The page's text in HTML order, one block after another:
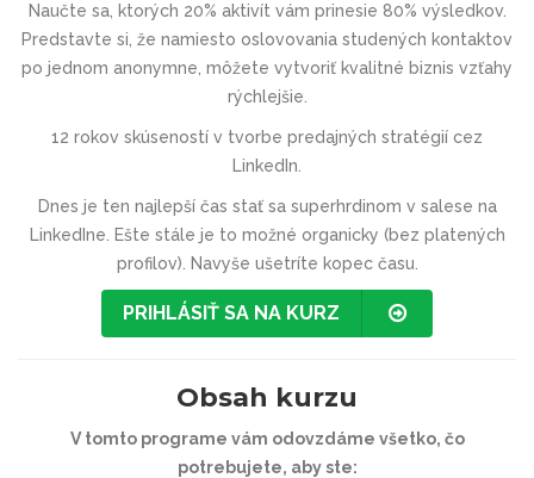
Naučte sa, ktorých 20% aktivít vám prinesie 80% výsledkov.
Predstavte si, že namiesto oslovovania studených kontaktov
po jednom anonymne, môžete vytvoriť kvalitné biznis vzťahy
rýchlejšie.
12 rokov skúseností v tvorbe predajných stratégií cez
LinkedIn.
Dnes je ten najlepší čas stať sa superhrdinom v salese na
LinkedIne. Ešte stále je to možné organicky (bez platených
profilov).
Navyše ušetríte kopec času.
PRIHLÁSIŤ SA NA KURZ
Obsah kurzu
V tomto programe vám odovzdáme všetko, čo
potrebujete, aby ste: